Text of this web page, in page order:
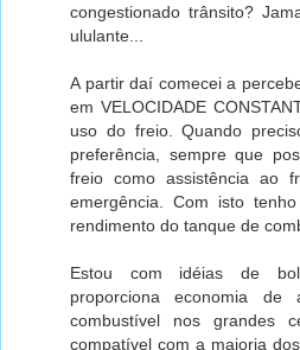
congestionado trânsito?
ululante...
A partir daí comecei a
em VELOCIDADE
uso do freio. Quando
preferência, sempre que
freio como assistência ao
emergência. Com isto
rendimento do tanque de
Estou com idéias de
proporciona economia
combustível nos grandes
compatível com a maioria